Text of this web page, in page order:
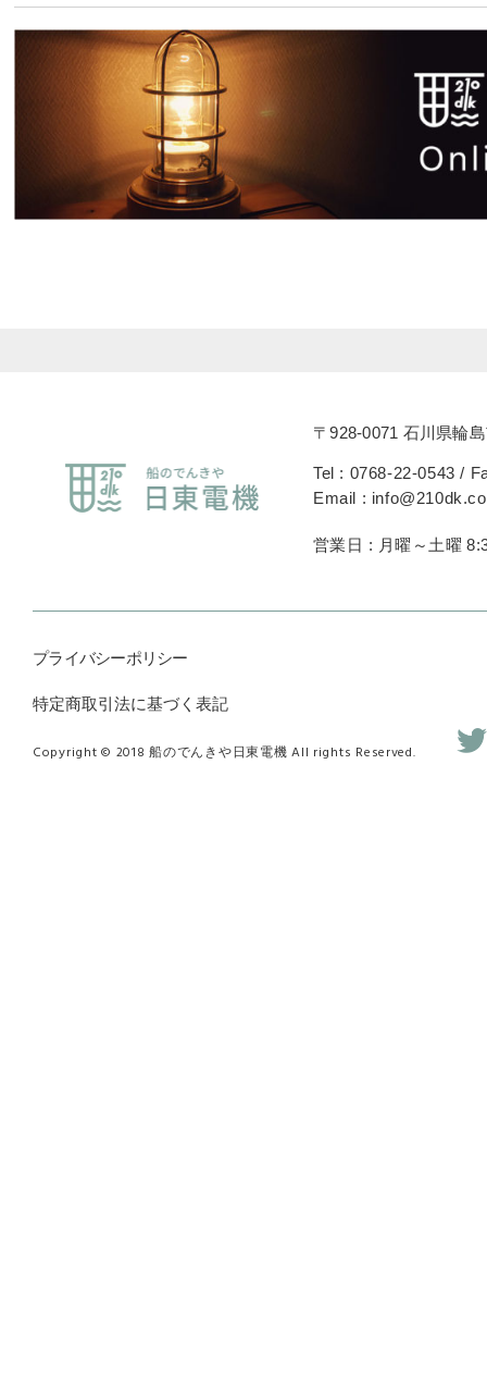
〒928-0071 石川県輪
Tel : 0768-22-0543 /
Email :
営業日 : 月曜～土曜
プライバシーポリシー
特定商取引法に基づく表記
Copyright © 2018 船のでんきや日東電機 All rights Reserved.